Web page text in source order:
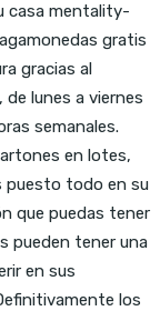
casa mentality-
gratis
gracias al
lunes a viernes
semanales.
en lotes,
puesto todo en su
que puedas tener
pueden tener una
en sus
los